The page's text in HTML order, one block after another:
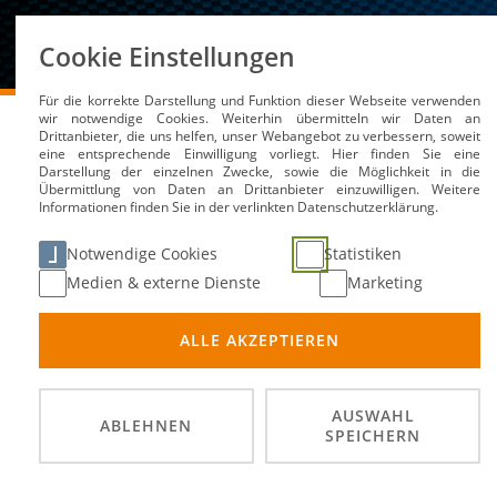
DMSB Medien / Service Kalender Lehrgang
Lehrgang mit Prüfung -
25.
MSC
Cookie Einstellungen
Für die korrekte Darstellung und Funktion dieser Webseite verwenden
wir notwendige Cookies. Weiterhin übermitteln wir Daten an
Drittanbieter, die uns helfen, unser Webangebot zu verbessern, soweit
eine entsprechende Einwilligung vorliegt. Hier finden Sie eine
Darstellung der einzelnen Zwecke, sowie die Möglichkeit in die
Übermittlung von Daten an Drittanbieter einzuwilligen. Weitere
Informationen finden Sie in der verlinkten Datenschutzerklärung.
Notwendige Cookies
Statistiken
Medien & externe Dienste
Marketing
ALLE AKZEPTIEREN
ABLEHNEN
AUSWAHL
SPEICHERN